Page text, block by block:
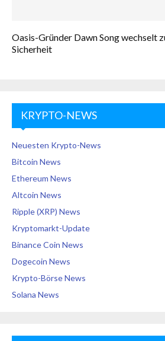
Oasis-Gründer Dawn Song wechselt
Sicherheit
KRYPTO-NEWS
Neuesten Krypto-News
Bitcoin News
Ethereum News
Altcoin News
Ripple (XRP) News
Kryptomarkt-Update
Binance Coin News
Dogecoin News
Krypto-Börse News
Solana News